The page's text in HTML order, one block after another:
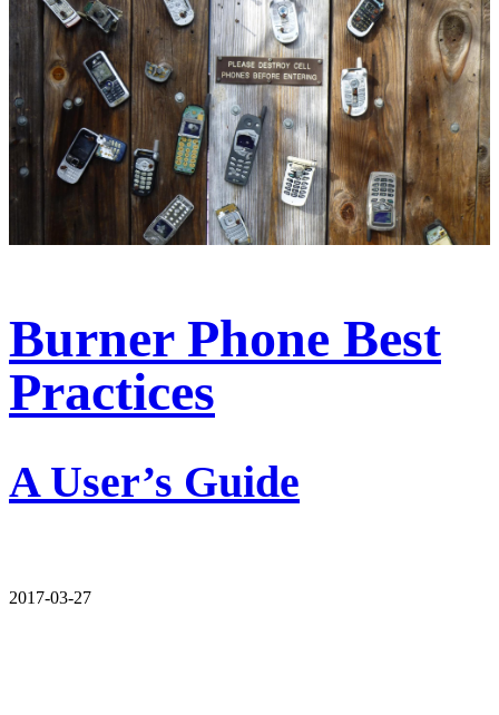
Burner Phone Best
Practices
A User’s Guide
2017-03-27